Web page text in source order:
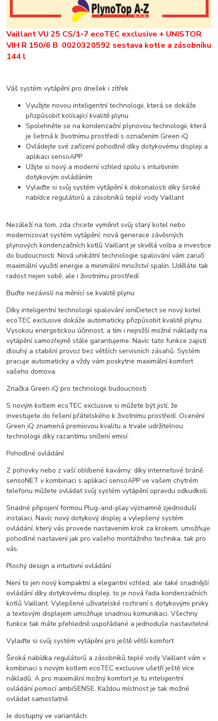
Vaillant VU 25 CS/1-7 ecoTEC exclusive + UNISTOR
VIH R 150/6 B 0020320592 sestava kotle a zásobníku
144 l
Váš systém vytápění pro dnešek i zítřek
Využijte novou inteligentní technologii, která se dokáže
přizpůsobit kolísající kvalitě plynu
Spolehněte se na kondenzační plynovou technologii, která
je šetrná k životnímu prostředí s označením Green iQ
Ovládejte své zařízení pohodlně díky dotykovému displeji a
aplikaci sensoAPP
Užijte si nový a moderní vzhled spolu s intuitivním
dotykovým ovládáním
Vylaďte si svůj systém vytápění k dokonalosti díky široké
nabídce regulátorů a zásobníků teplé vody Vaillant
Nezáleží na tom, zda chcete vyměnit svůj starý kotel nebo
modernizovat systém vytápění: nová generace závěsných
plynových kondenzačních kotlů Vaillant je skvělá volba a investice
do budoucnosti. Nová unikátní technologie spalování vám zaručí
maximální využití energie a minimální množství spalin. Uděláte tak
radost nejen sobě, ale i životnímu prostředí.
Buďte nezávislí na měnící se kvalitě plynu
Díky inteligentní technologii spalování ioniDetect se nový kotel
ecoTEC exclusive dokáže automaticky přizpůsobit kvalitě plynu.
Vysokou energetickou účinnost, a tím i nejnižší možné náklady na
vytápění samozřejmě stále garantujeme. Navíc tato funkce zajistí
dlouhý a stabilní provoz bez větších servisních zásahů. Systém
pracuje automaticky a vždy vám poskytne maximální komfort
vašeho domova.
Značka Green iQ pro technologii budoucnosti
S novým kotlem ecoTEC exclusive si můžete být jistí, že
investujete do řešení přátelského k životnímu prostředí. Ocenění
Green iQ znamená premiovou kvalitu a trvale udržitelnou
technologii díky razantímu snížení emisí.
Pohodlné ovládání
Z pohovky nebo z vaší oblíbené kavárny: díky internetové bráně
sensoNET v kombinaci s aplikací sensoAPP ve vašem chytrém
telefonu můžete ovládat svůj systém vytápění opravdu odkudkoli.
Snadné připojení formou Plug-and-play významně zjednoduší
instalaci. Navíc nový dotykový displej a vylepšený systém
ovládání, který vás provede nastavením krok za krokem, umožňuje
pohodlné nastavení jak pro vašeho montážního technika, tak pro
vás.
Plochý design a intuitivní ovládání
Není to jen nový kompaktní a elegantní vzhled, ale také snadnější
ovládání díky dotykovému displeji, to je nová řada kondenzačních
kotlů Vaillant. Vylepšené uživatelské rozhraní s dotykovými prvky
a textovým displejem umožňuje snadnou komunikaci. Všechny
funkce tak máte přehledně uspořádané a jednoduše nastavitelné.
Vylaďte si svůj systém vytápění pro ještě větší komfort
Široká nabídka regulátorů a zásobníků teplé vody Vaillant vám v
kombinaci s novým kotlem ecoTEC exclusive ušetří ještě více
nákladů. A pro maximální možný komfort je tu inteligentní
ovládání pomocí ambiSENSE. Každou místnost je tak možné
ovládat samostatně.
Je dostupný ve variantách: